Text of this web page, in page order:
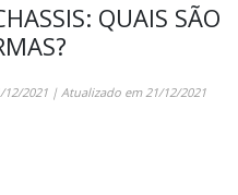
QUAIS SÃO
12/2021 | Atualizado em21/12/2021